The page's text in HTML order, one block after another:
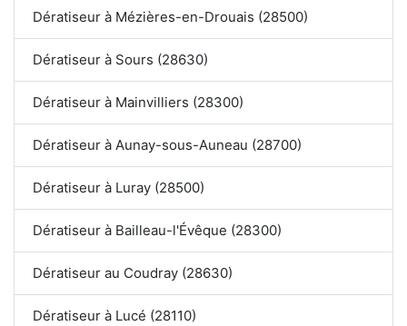
Dératiseur à Mézières-en-Drouais (28500)
Dératiseur à Sours (28630)
Dératiseur à Mainvilliers (28300)
Dératiseur à Aunay-sous-Auneau (28700)
Dératiseur à Luray (28500)
Dératiseur à Bailleau-l'Évêque (28300)
Dératiseur au Coudray (28630)
Dératiseur à Lucé (28110)